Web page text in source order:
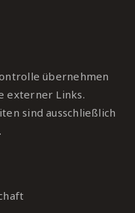
übernehmen
externer Links.
sind ausschließlich